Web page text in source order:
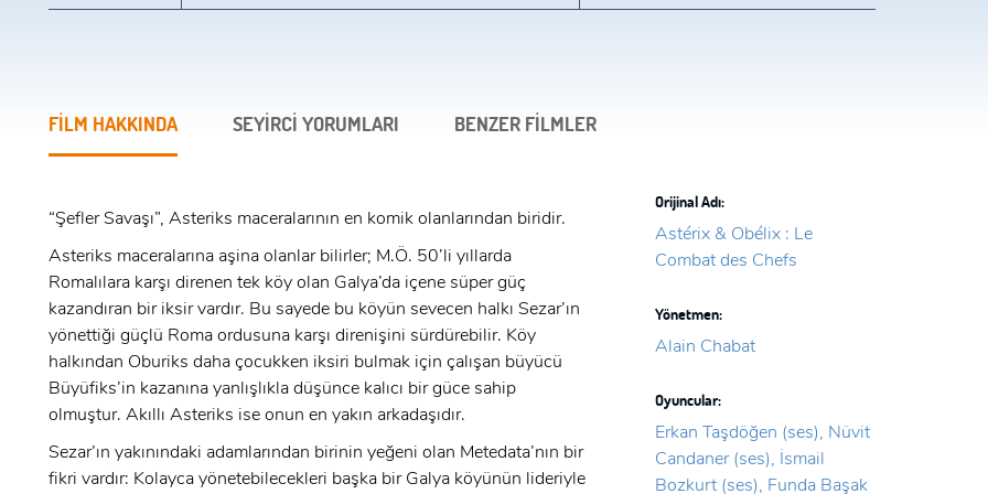
FİLM HAKKINDA SEYİRCİ YORUMLARI BENZER FİLMLER
“Şefler Savaşı”, Asteriks maceralarının en komik olanlarından biridir.
Asteriks maceralarına aşina olanlar bilirler; M.Ö. 50’li yıllarda
Romalılara karşı direnen tek köy olan Galya’da içene süper güç
kazandıran bir iksir vardır. Bu sayede bu köyün sevecen halkı Sezar’ın
yönettiği güçlü Roma ordusuna karşı direnişini sürdürebilir. Köy
halkından Oburiks daha çocukken iksiri bulmak için çalışan büyücü
Büyüfiks’in kazanına yanlışlıkla düşünce kalıcı bir güce sahip
olmuştur. Akıllı Asteriks ise onun en yakın arkadaşıdır.
Sezar’ın yakınındaki adamlarından birinin yeğeni olan Metedata’nın bir
fikri vardır: Kolayca yönetebilecekleri başka bir Galya köyünün lideriyle
Orijinal Adı:
Astérix & Obélix : Le
Combat des Chefs
Yönetmen:
Alain Chabat
Oyuncular:
Erkan Taşdöğen (ses), Nüvit
Candaner (ses), İsmail
Bozkurt (ses), Funda Başak